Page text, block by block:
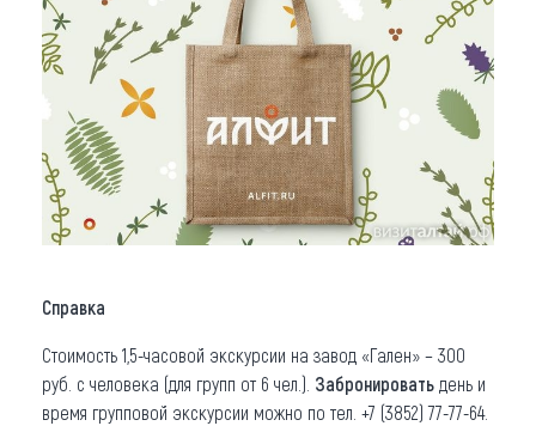
Справка
Стоимость 1,5-часовой экскурсии на завод «Гален» – 300
руб. с человека (для групп от 6 чел.). Забронировать день и
время групповой экскурсии можно по тел. +7 (3852) 77-77-64.